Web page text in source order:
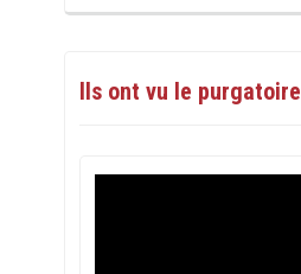
Ils ont vu le purgatoire